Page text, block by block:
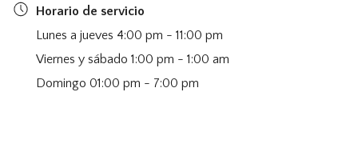
Horario de servicio
Lunes a jueves 4:00 pm - 11:00 pm
Viernes y sábado 1:00 pm - 1:00 am
Domingo 01:00 pm - 7:00 pm